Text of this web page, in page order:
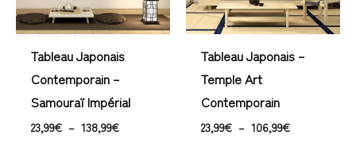
Tableau Japonais
Contemporain –
Samouraï Impérial
23,99€ – 138,99€
Tableau Japonais –
Temple Art
Contemporain
23,99€ – 106,99€